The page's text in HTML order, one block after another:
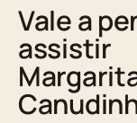
Vale a
assistir